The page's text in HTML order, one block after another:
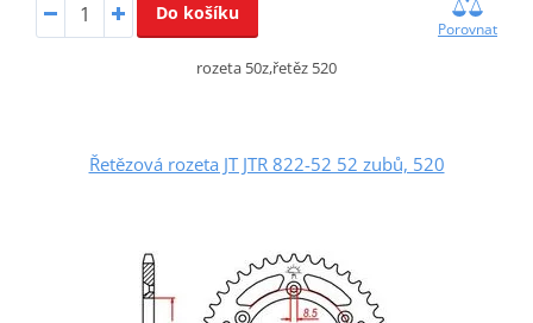
Do košíku
Porovnat
rozeta 50z,řetěz 520
Řetězová rozeta JT JTR 822-52 52 zubů, 520